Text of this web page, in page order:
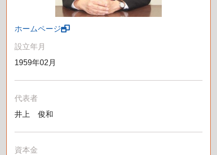
ホームページ
設立年月
1959年02月
代表者
井上 俊和
資本金